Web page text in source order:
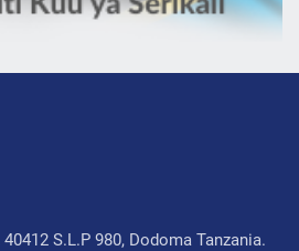
S.L.P 980, Dodoma Tanzania.